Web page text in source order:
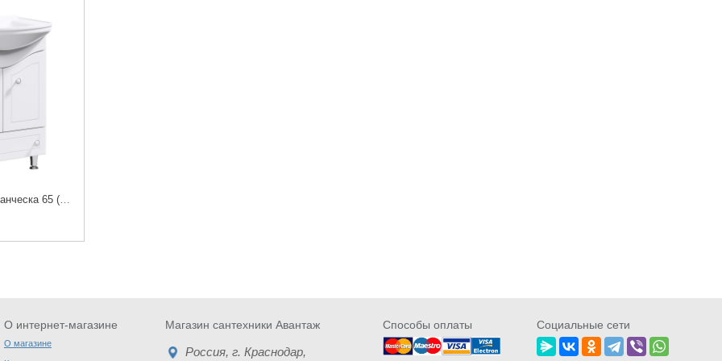
Мебель Aqwella Франческа 65 (тумба с раковиной)
О интернет-магазине
О магазине
Магазин сантехники Авантаж
Россия, г.Краснодар,
Cпособы оплаты Социальные сети